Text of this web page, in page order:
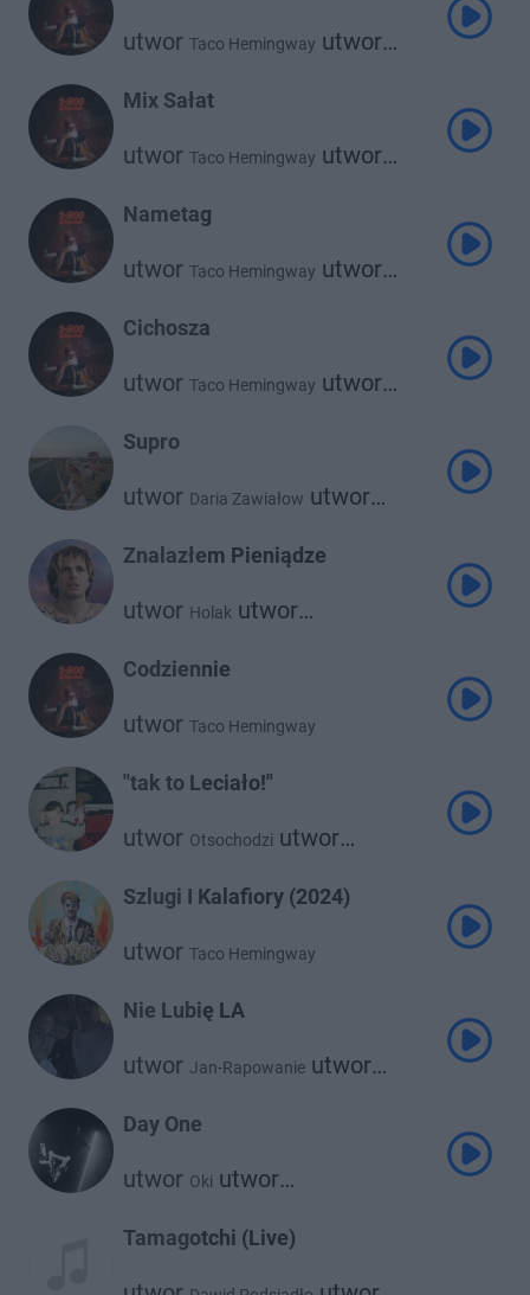
utwor Taco Hemingway utwor
Mix Sałat
utwor Taco Hemingway utwor
Nametag
utwor Taco Hemingway utwor
Cichosza
utwor Taco Hemingway utwor
Supro
utwor Daria Zawiałow utwor
Znalazłem Pieniądze
utwor Holak utwor
Codziennie
utwor Taco Hemingway
"tak to Leciało!"
utwor Otsochodzi utwor
Szlugi I Kalafiory (2024)
utwor Taco Hemingway
Nie Lubię LA
utwor Jan-Rapowanie utwor
Day One
utwor Oki utwor
Tamagotchi (Live)